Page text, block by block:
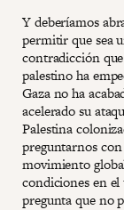
Y deberíamos
permitir que sea
contradicción
palestino ha
Gaza no ha
acelerado su
Palestina
preguntarnos
movimiento
condiciones en
pregunta que no